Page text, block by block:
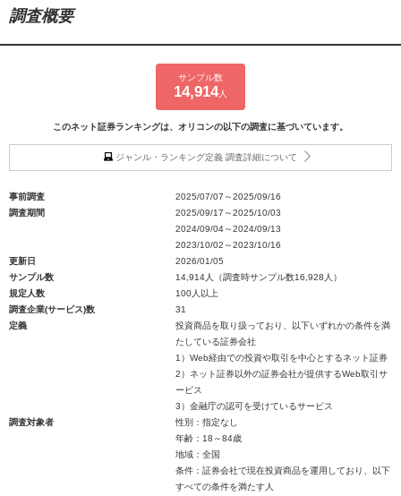
調査概要
サンプル数
14,914人
このネット証券ランキングは、オリコンの以下の調査に基づいています。
ジャンル・ランキング定義 調査詳細について
事前調査
2025/07/07～2025/09/16
調査期間
2025/09/17～2025/10/03
2024/09/04～2024/09/13
2023/10/02～2023/10/16
更新日
2026/01/05
サンプル数
14,914人（調査時サンプル数16,928人）
規定人数
100人以上
調査企業(サービス)数
31
定義
投資商品を取り扱っており、以下いずれかの条件を満
たしている証券会社
1）Web経由での投資や取引を中心とするネット証券
2）ネット証券以外の証券会社が提供するWeb取引サ
ービス
3）金融庁の認可を受けているサービス
調査対象者
性別：指定なし
年齢：18～84歳
地域：全国
条件：証券会社で現在投資商品を運用しており、以下
すべての条件を満たす人